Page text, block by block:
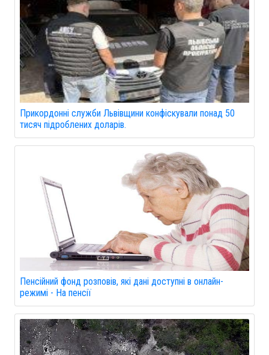
Прикордонні служби Львівщини конфіскували понад 50
тисяч підроблених доларів.
Пенсійний фонд розповів, які дані доступні в онлайн-
режимі - На пенсії